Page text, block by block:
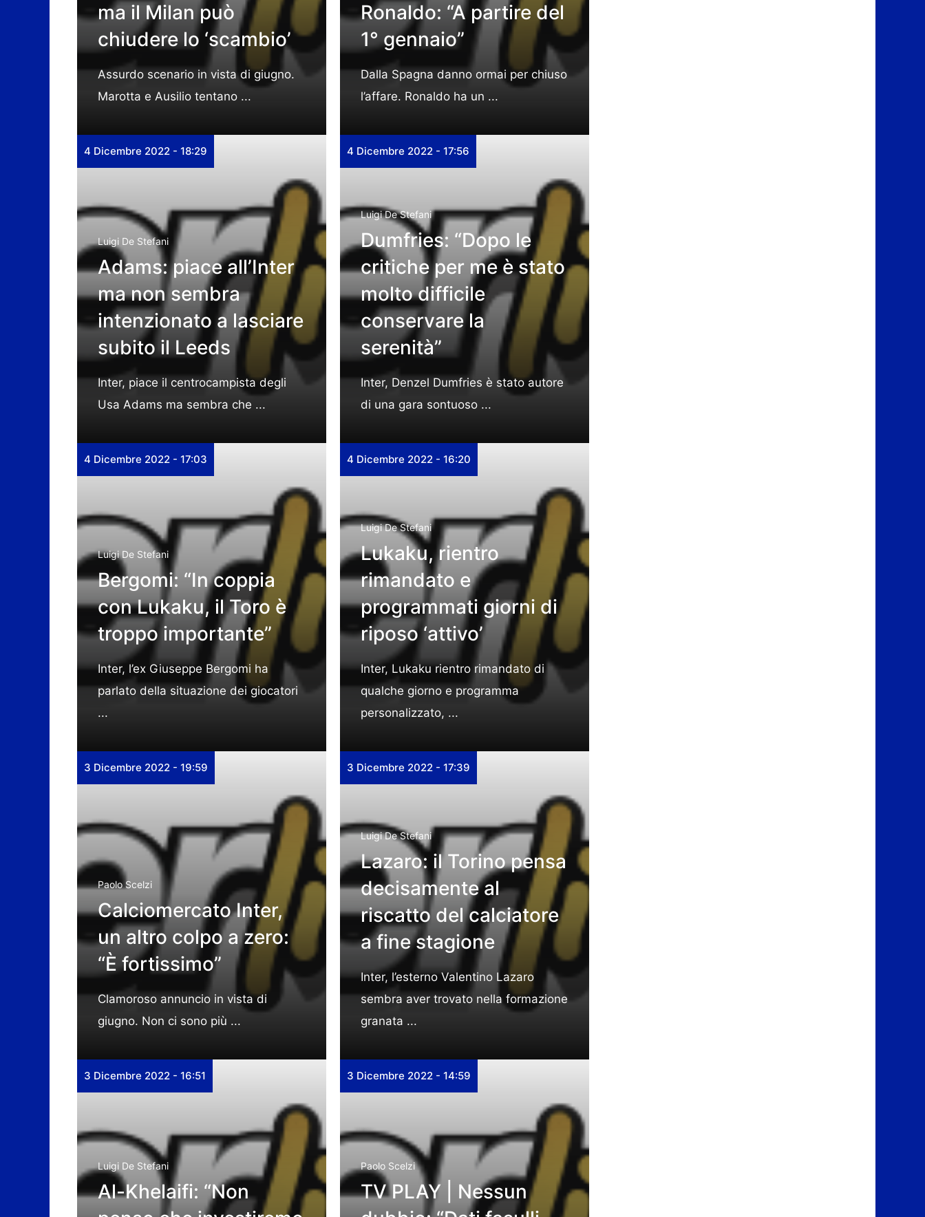
ma il Milan può
chiudere lo ‘scambio’
Assurdo scenario in vista di giugno.
Marotta e Ausilio tentano ...
Ronaldo: “A partire del
1° gennaio”
Dalla Spagna danno ormai per chiuso
l’affare. Ronaldo ha un ...
4 Dicembre 2022 - 18:29
Luigi De Stefani
Adams: piace all’Inter
ma non sembra
intenzionato a lasciare
subito il Leeds
Inter, piace il centrocampista degli
Usa Adams ma sembra che ...
4 Dicembre 2022 - 17:56
Luigi De Stefani
Dumfries: “Dopo le
critiche per me è stato
molto difficile
conservare la
serenità”
Inter, Denzel Dumfries è stato autore
di una gara sontuoso ...
4 Dicembre 2022 - 17:03
Luigi De Stefani
Bergomi: “In coppia
con Lukaku, il Toro è
troppo importante”
Inter, l’ex Giuseppe Bergomi ha
parlato della situazione dei giocatori
...
4 Dicembre 2022 - 16:20
Luigi De Stefani
Lukaku, rientro
rimandato e
programmati giorni di
riposo ‘attivo’
Inter, Lukaku rientro rimandato di
qualche giorno e programma
personalizzato, ...
3 Dicembre 2022 - 19:59
Paolo Scelzi
Calciomercato Inter,
un altro colpo a zero:
“È fortissimo”
Clamoroso annuncio in vista di
giugno. Non ci sono più ...
3 Dicembre 2022 - 17:39
Luigi De Stefani
Lazaro: il Torino pensa
decisamente al
riscatto del calciatore
a fine stagione
Inter, l’esterno Valentino Lazaro
sembra aver trovato nella formazione
granata ...
3 Dicembre 2022 - 16:51
Luigi De Stefani
Al-Khelaifi: “Non
3 Dicembre 2022 - 14:59
Paolo Scelzi
TV PLAY | Nessun